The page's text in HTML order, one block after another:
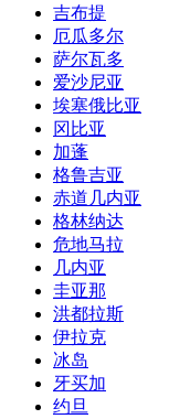
吉布提
厄瓜多尔
萨尔瓦多
爱沙尼亚
埃塞俄比亚
冈比亚
加蓬
格鲁吉亚
赤道几内亚
格林纳达
危地马拉
几内亚
圭亚那
洪都拉斯
伊拉克
冰岛
牙买加
约旦